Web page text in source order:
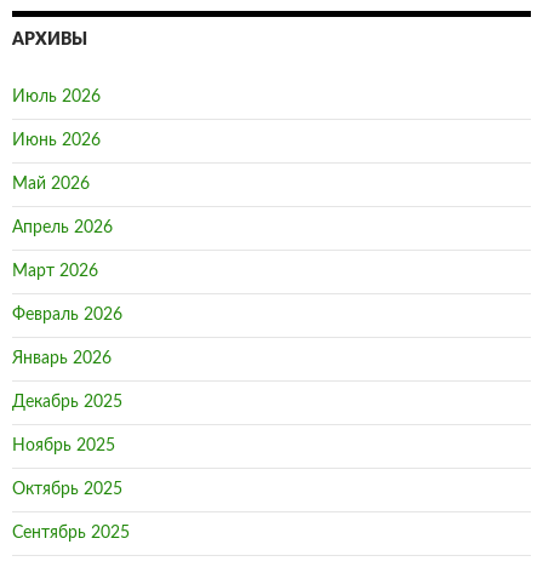
АРХИВЫ
Июль 2026
Июнь 2026
Май 2026
Апрель 2026
Март 2026
Февраль 2026
Январь 2026
Декабрь 2025
Ноябрь 2025
Октябрь 2025
Сентябрь 2025